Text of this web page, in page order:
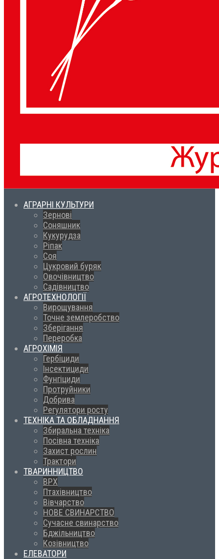
АГРАРНІ КУЛЬТУРИ
Зернові
Соняшник
Кукурудза
Ріпак
Соя
Цукровий буряк
Овочівництво
Садівництво
АГРОТЕХНОЛОГІЇ
Вирощування
Точне землеробство
Зберігання
Переробка
АГРОХІМІЯ
Гербіциди
Інсектициди
Фунгіциди
Протруйники
Добрива
Регулятори росту
ТЕХНІКА ТА ОБЛАДНАННЯ
Збиральна техніка
Посівна техніка
Захист рослин
Трактори
ТВАРИННИЦТВО
ВРХ
Птахівництво
Вівчарство
НОВЕ СВИНАРСТВО
Сучасне свинарство
Бджільництво
Козівництво
ЕЛЕВАТОРИ